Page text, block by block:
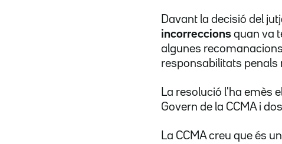
Davant la decisió del
incorreccions quan va
algunes
responsabilitats penals
La resolució l'ha emès
Govern de la CCMA i
La CCMA creu que és